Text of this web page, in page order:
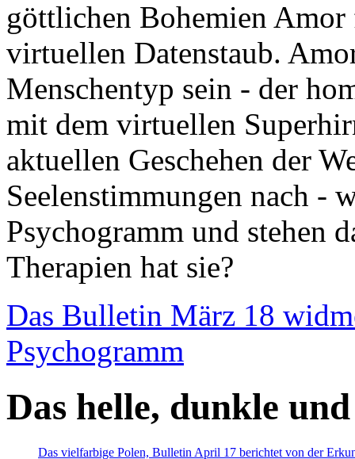
göttlichen Bohemien
virtuellen Datenstaub.
Menschentyp sein - der
mit dem virtuellen
aktuellen Geschehen der
Seelenstimmungen nach -
Psychogramm und stehen
Therapien hat sie?
Das Bulletin März 18
Psychogramm
Das helle, dunkle
Das vielfarbige Polen, Bulletin April 17 berichtet von der